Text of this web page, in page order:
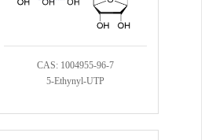
CAS: 1004955-96-7
5-Ethynyl-UTP